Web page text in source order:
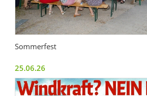
Sommerfest
25.06.26